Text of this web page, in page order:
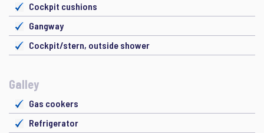
Cockpit cushions
Gangway
Cockpit/stern, outside shower
Galley
Gas cookers
Refrigerator